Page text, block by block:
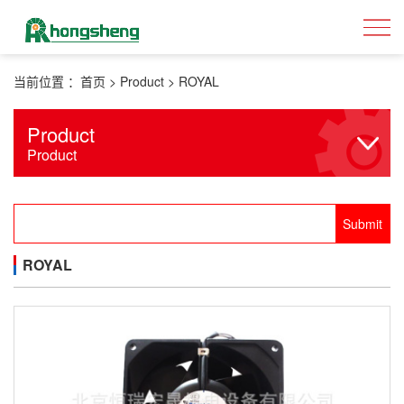
当前位置 ： 首页 > Product > ROYAL
Product
Product
ROYAL